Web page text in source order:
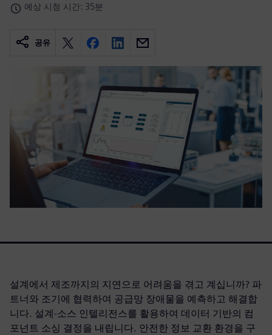
예상 시청 시간: 35분
공유
설계에서 제조까지의 지연으로 어려움을 겪고 계십니까? 파
트너와 조기에 협력하여 공급망 장애물을 예측하고 해결합
니다. 설계-소스 인텔리전스를 활용하여 데이터 기반의 컴
포넌트 소싱 결정을 내립니다. 안전한 정보 교환 환경을 구